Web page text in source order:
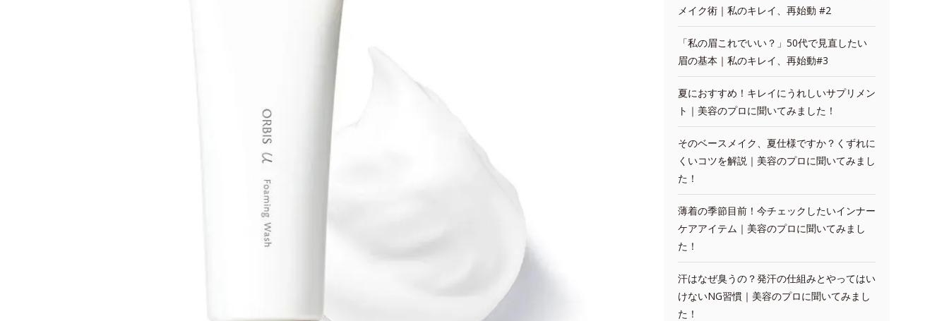
メイク術｜私のキレイ、再始動 #2
「私の眉これでいい？」50代で見直したい
眉の基本｜私のキレイ、再始動#3
夏におすすめ！キレイにうれしいサプリメン
ト｜美容のプロに聞いてみました！
そのベースメイク、夏仕様ですか？くずれに
くいコツを解説｜美容のプロに聞いてみまし
た！
薄着の季節目前！今チェックしたいインナー
ケアアイテム｜美容のプロに聞いてみまし
た！
汗はなぜ臭うの？発汗の仕組みとやってはい
けないNG習慣｜美容のプロに聞いてみまし
た！